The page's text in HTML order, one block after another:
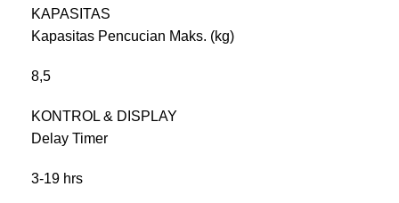
KAPASITAS
Kapasitas Pencucian Maks. (kg)
8,5
KONTROL & DISPLAY
Delay Timer
3-19 hrs